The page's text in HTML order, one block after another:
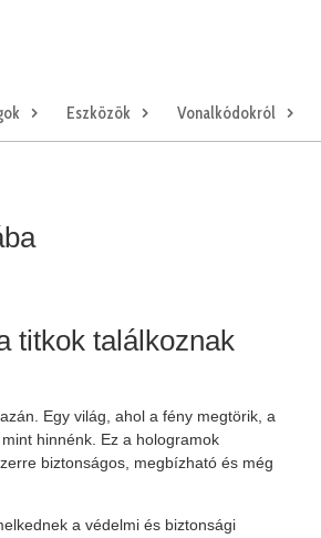
Eszközök Vonalkódokról
titkok találkoznak
Egy világ, ahol a fény megtörik, a
hinnénk. Ez a hologramok
biztonságos, megbízható és még
a védelmi és biztonsági